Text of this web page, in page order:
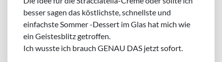
besser sagen das köstlichste, schnellste und
einfachste Sommer -Dessert im Glas hat mich wie
ein Geistesblitz getroffen.
Ich wusste ich brauch GENAU DAS jetzt sofort.